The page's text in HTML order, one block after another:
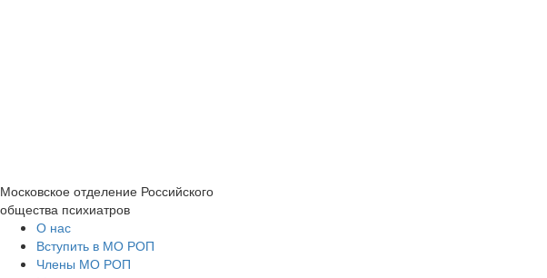
Московское отделение Российского
общества психиатров
О нас
Вступить в МО РОП
Члены МО РОП